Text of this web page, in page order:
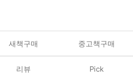
새책구매 중고책구매
리뷰 Pick